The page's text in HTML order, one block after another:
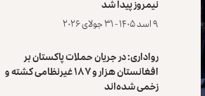
نیمروز پیدا شد
۹ اسد ۱۴۰۵ - ۳۱ جولای ۲۰۲۶
رواداری: در جریان حملات پاکستان بر
افغانستان هزار و ۱۸۷ غیرنظامی کشته و
زخمی شده‌اند